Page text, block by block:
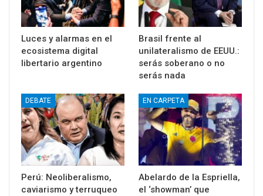
Luces y alarmas en el
ecosistema digital
libertario argentino
Brasil frente al
unilateralismo de EEUU.:
serás soberano o no
serás nada
DEBATE
Perú: Neoliberalismo,
caviarismo y terruqueo
EN CARPETA
Abelardo de la Espriella,
el ‘showman’ que